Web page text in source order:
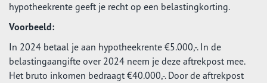
hypotheekrente geeft je recht op een belastingkorting.
Voorbeeld:
In 2024 betaal je aan hypotheekrente €5.000,-. In de
belastingaangifte over 2024 neem je deze aftrekpost mee.
Het bruto inkomen bedraagt €40.000,-. Door de aftrekpost